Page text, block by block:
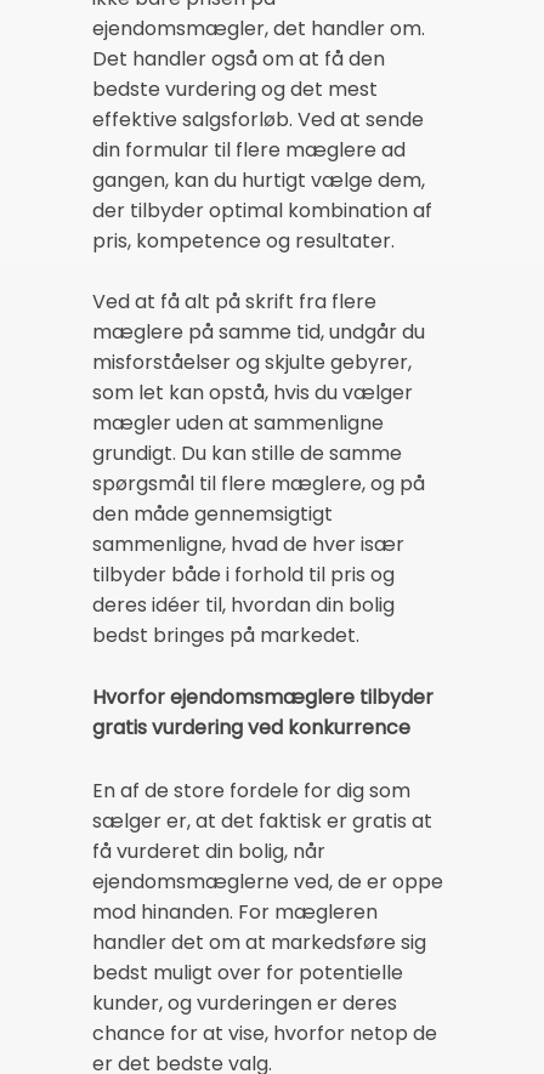
ejendomsmægler, det handler om.
Det handler også om at få den
bedste vurdering og det mest
effektive salgsforløb. Ved at sende
din formular til flere mæglere ad
gangen, kan du hurtigt vælge dem,
der tilbyder optimal kombination af
pris, kompetence og resultater.
Ved at få alt på skrift fra flere
mæglere på samme tid, undgår du
misforståelser og skjulte gebyrer,
som let kan opstå, hvis du vælger
mægler uden at sammenligne
grundigt. Du kan stille de samme
spørgsmål til flere mæglere, og på
den måde gennemsigtigt
sammenligne, hvad de hver især
tilbyder både i forhold til pris og
deres idéer til, hvordan din bolig
bedst bringes på markedet.
Hvorfor ejendomsmæglere tilbyder
gratis vurdering ved konkurrence
En af de store fordele for dig som
sælger er, at det faktisk er gratis at
få vurderet din bolig, når
ejendomsmæglerne ved, de er oppe
mod hinanden. For mægleren
handler det om at markedsføre sig
bedst muligt over for potentielle
kunder, og vurderingen er deres
chance for at vise, hvorfor netop de
er det bedste valg.